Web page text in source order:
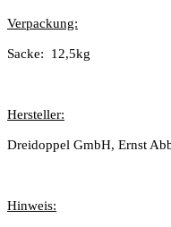
Verpackung:
Sacke: 12,5kg
Hersteller:
Dreidoppel GmbH, Ernst
Hinweis: